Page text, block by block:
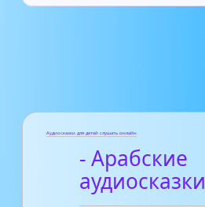
Аудиосказки для детей слушать онлайн
- Арабские
аудиосказки